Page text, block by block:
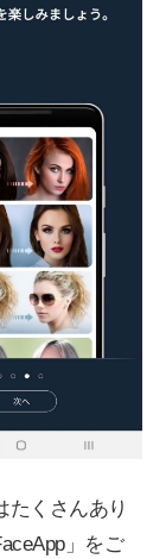
たくさんあり
」をご